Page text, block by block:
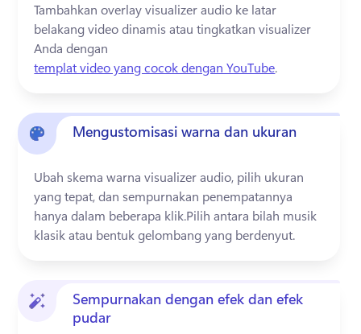
Tambahkan overlay visualizer audio ke latar
belakang video dinamis atau tingkatkan visualizer
Anda dengan
templat video yang cocok dengan YouTube.
Mengustomisasi warna dan ukuran
Ubah skema warna visualizer audio, pilih ukuran
yang tepat, dan sempurnakan penempatannya
hanya dalam beberapa klik.Pilih antara bilah musik
klasik atau bentuk gelombang yang berdenyut.
Sempurnakan dengan efek dan efek
pudar